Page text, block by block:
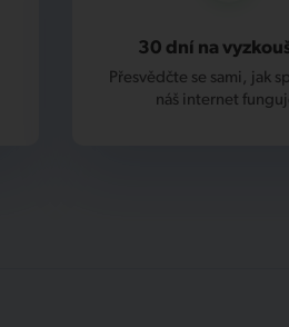
30 dní na
Přesvědčte se sami, jak
náš internet